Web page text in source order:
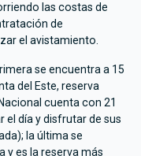
las costas de
de
el avistamiento.
se encuentra a 15
del Este, reserva
cuenta con 21
el día y disfrutar de sus
la última se
y es la reserva más